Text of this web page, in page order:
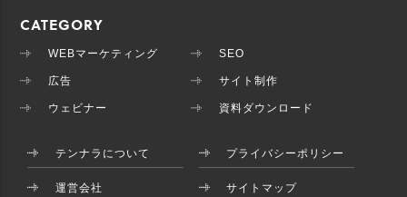
CATEGORY
WEBマーケティング SEO
広告 サイト制作
ウェビナー 資料ダウンロード
テンナラについて プライバシーポリシー
運営会社 サイトマップ